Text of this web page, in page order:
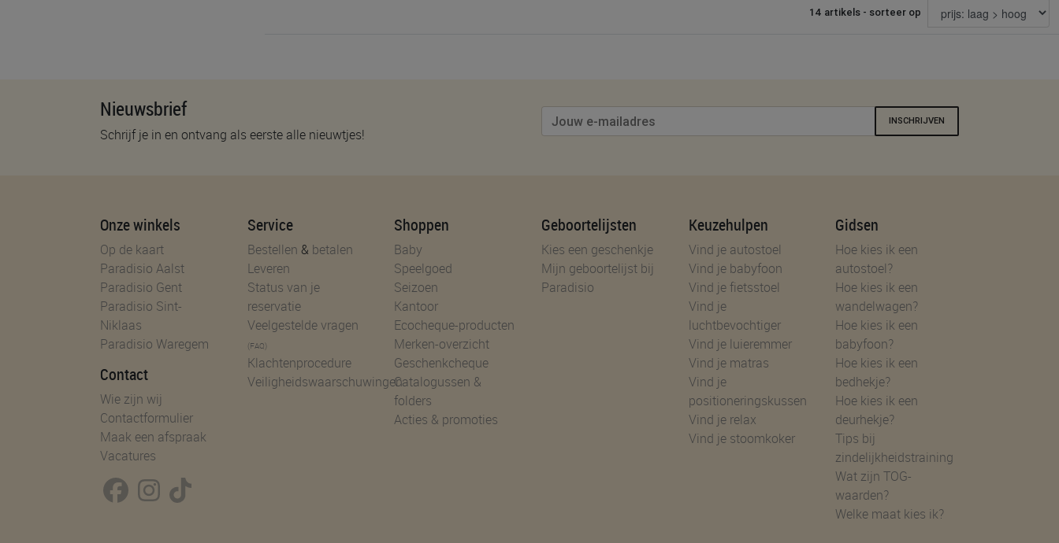
14 artikels - sorteer op
Nieuwsbrief
Schrijf je in en ontvang als eerste alle nieuwtjes!
INSCHRIJVEN
Onze winkels
Op de kaart
Paradisio Aalst
Paradisio Gent
Paradisio Sint-
Niklaas
Paradisio Waregem
Contact
Wie zijn wij
Contactformulier
Maak een afspraak
Vacatures
Service
Bestellen & betalen
Leveren
Status van je
reservatie
Veelgestelde vragen
(FAQ)
Klachtenprocedure
Veiligheidswaarschuwingen
Shoppen
Baby
Speelgoed
Seizoen
Kantoor
Ecocheque-producten
Merken-overzicht
Geschenkcheque
Catalogussen &
folders
Acties & promoties
Geboortelijsten
Kies een geschenkje
Mijn geboortelijst bij
Paradisio
Keuzehulpen
Vind je autostoel
Vind je babyfoon
Vind je fietsstoel
Vind je
luchtbevochtiger
Vind je luieremmer
Vind je matras
Vind je
positioneringskussen
Vind je relax
Vind je stoomkoker
Gidsen
Hoe kies ik een
autostoel?
Hoe kies ik een
wandelwagen?
Hoe kies ik een
babyfoon?
Hoe kies ik een
bedhekje?
Hoe kies ik een
deurhekje?
Tips bij
zindelijkheidstraining
Wat zijn TOG-
waarden?
Welke maat kies ik?